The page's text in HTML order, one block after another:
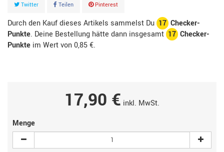
Twitter Teilen Pinterest
Durch den Kauf dieses Artikels sammelst Du 17 Checker-
Punkte. Deine Bestellung hätte dann insgesamt 17 Checker-
Punkte im Wert von0,85 €.
17,90 € inkl. MwSt.
Menge